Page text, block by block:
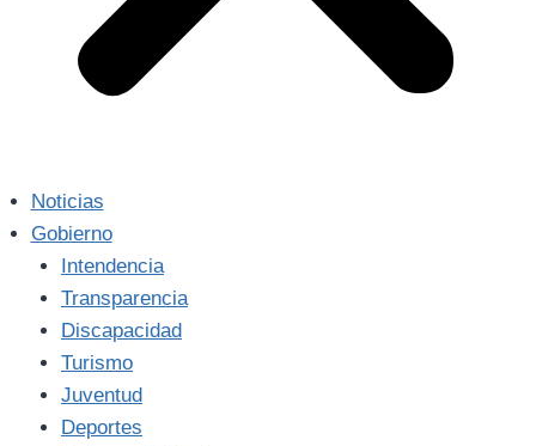
Noticias
Gobierno
Intendencia
Transparencia
Discapacidad
Turismo
Juventud
Deportes